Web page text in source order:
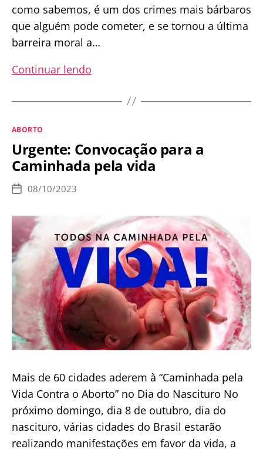
como sabemos, é um dos crimes mais bárbaros
que alguém pode cometer, e se tornou a última
barreira moral a…
Continuar lendo
o
Vidas:
do
falando
quando
falamos
sobre
aborto
–
saiba
como
assistir
Categorias
ABORTO
Urgente: Convocação para a
Caminhada pela vida
Data
publicação
08/10/2023
Mais de 60 cidades aderem à “Caminhada pela
Vida Contra o Aborto” no Dia do Nascituro No
próximo domingo, dia 8 de outubro, dia do
nascituro, várias cidades do Brasil estarão
realizando manifestações em favor da vida, a